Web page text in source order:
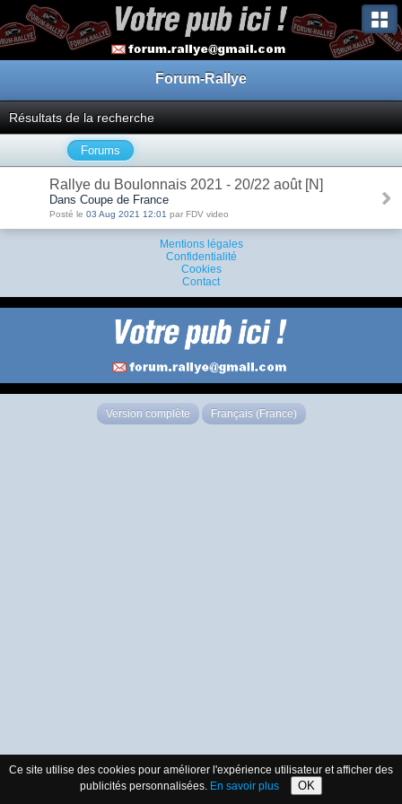
Forum-Rallye
Résultats de la recherche
Forums
Rallye du Boulonnais 2021 - 20/22 août [N]
Dans Coupe de France
Posté le 03 Aug 2021 12:01 par FDV video
Mentions légales
Confidentialité
Cookies
Contact
Version complète Français (France)
Ce site utilise des cookies pour améliorer l'expérience utilisateur et afficher des
publicités personnalisées. En savoir plus OK